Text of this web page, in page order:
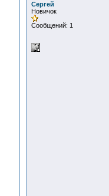
Сергей
Новичок
Сообщений: 1